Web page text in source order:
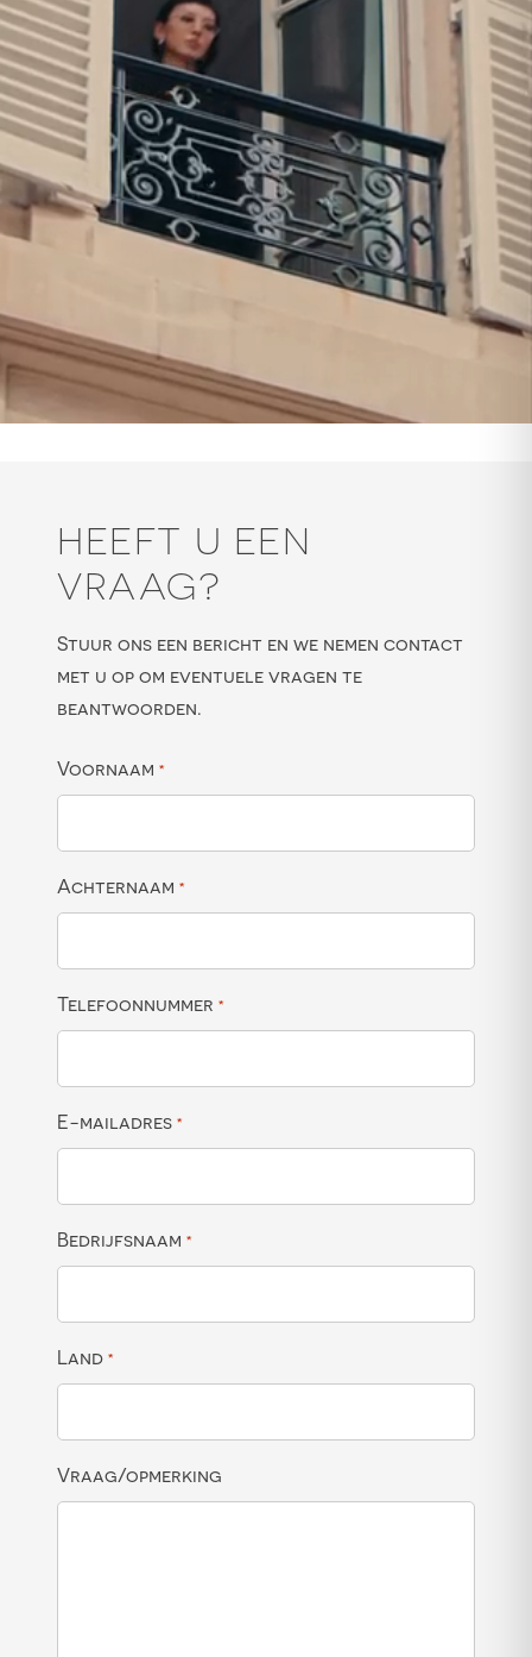
HEEFT U EEN
VRAAG?
Stuur ons een bericht en we nemen contact
met u op om eventuele vragen te
beantwoorden.
Voornaam *
Achternaam *
Telefoonnummer *
E-mailadres *
Bedrijfsnaam *
Land *
Vraag/opmerking